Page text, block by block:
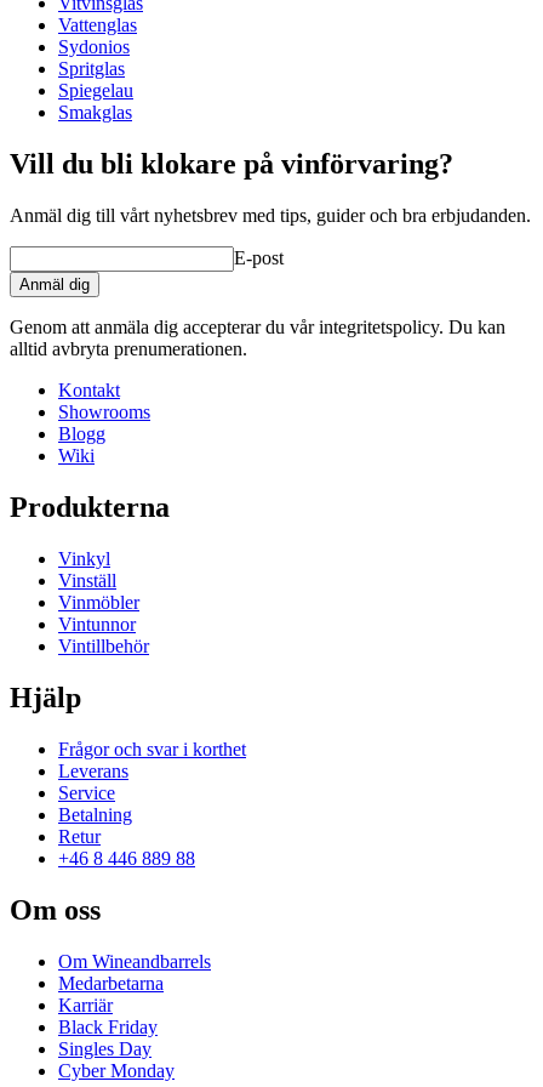
Status When Soldout
Vattenglas
Sydonios
Spritglas
Spiegelau
Smakglas
Vill du bli klokare på vinförvaring?
Anmäl dig till vårt nyhetsbrev med tips, guider och bra erbjudanden.
E-post
Anmäl dig
Genom att anmäla dig accepterar du vår integritetspolicy. Du kan
alltid avbryta prenumerationen.
Kontakt
Showrooms
Blogg
Wiki
Produkterna
Vinkyl
Vinställ
Vinmöbler
Vintunnor
Vintillbehör
Hjälp
Frågor och svar i korthet
Leverans
Service
Betalning
Retur
+46 8 446 889 88
Om oss
Om Wineandbarrels
Medarbetarna
Karriär
Black Friday
Singles Day
Cyber Monday